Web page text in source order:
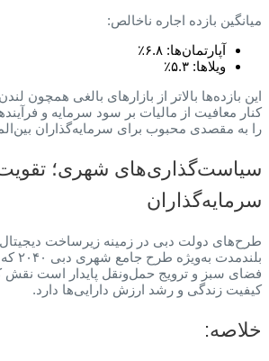
میانگین بازده اجاره ناخالص:
آپارتمان‌ها: ۶.۸٪
ویلاها: ۵.۳٪
این بازده‌ها بالاتر از بازارهای بالغی همچون
کنار معافیت از مالیات بر سود سرمایه و
را به مقصدی محبوب برای سرمایه‌گذاران
سیاست‌گذاری‌های شهری؛ تقویت
سرمایه‌گذاران
فضای سبز و ترویج حمل‌ونقل پایدار است نقش
کیفیت زندگی و رشد ارزش دارایی‌ها دارد.
خلاصه: